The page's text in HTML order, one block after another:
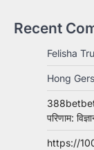
Recent
Felisha
Hong
परिणाम:
https://